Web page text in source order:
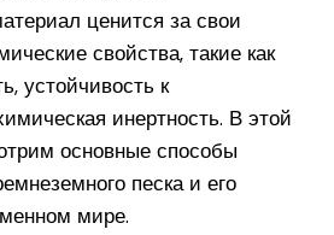
ценится за свои
свойства, такие как
устойчивость к
инертность. В этой
основные способы
песка и его
мире.